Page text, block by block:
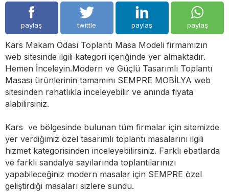
paylaş twittle paylaş paylaş
Kars Makam Odası Toplantı Masa Modeli firmamızın
web sitesinde ilgili kategori içeriğinde yer almaktadır.
Hemen İnceleyin.Modern ve Güçlü Tasarımlı Toplantı
Masası ürünlerinin tamamını SEMPRE MOBİLYA web
sitesinden rahatlıkla inceleyebilir ve anında fiyata
alabilirsiniz.
Kars ve bölgesinde bulunan tüm firmalar için sitemizde
yer verdiğimiz özel tasarımlı toplantı masalarını ilgili
hizmet kategorisinden inceleyebilirsiniz. Farklı ebatlarda
ve farklı sandalye sayılarında toplantılarınızı
yapabileceğiniz modern masalar için SEMPRE özel
geliştirdiği masaları sizlere sundu.